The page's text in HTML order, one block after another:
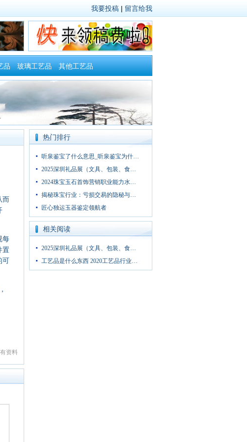
我要投稿 | 留言给我
品 玻璃工艺品 其他工艺品
而
每
置
可
资料
热门排行
听泉鉴宝了什么意思_听泉鉴宝为什…
2025深圳礼品展（文具、包装、食…
2024珠宝玉石首饰营销职业能力水…
揭秘珠宝行业：亏损交易的隐秘与…
匠心独运玉器鉴定领航者
相关阅读
2025深圳礼品展（文具、包装、食…
工艺品是什么东西 2020工艺品行业…